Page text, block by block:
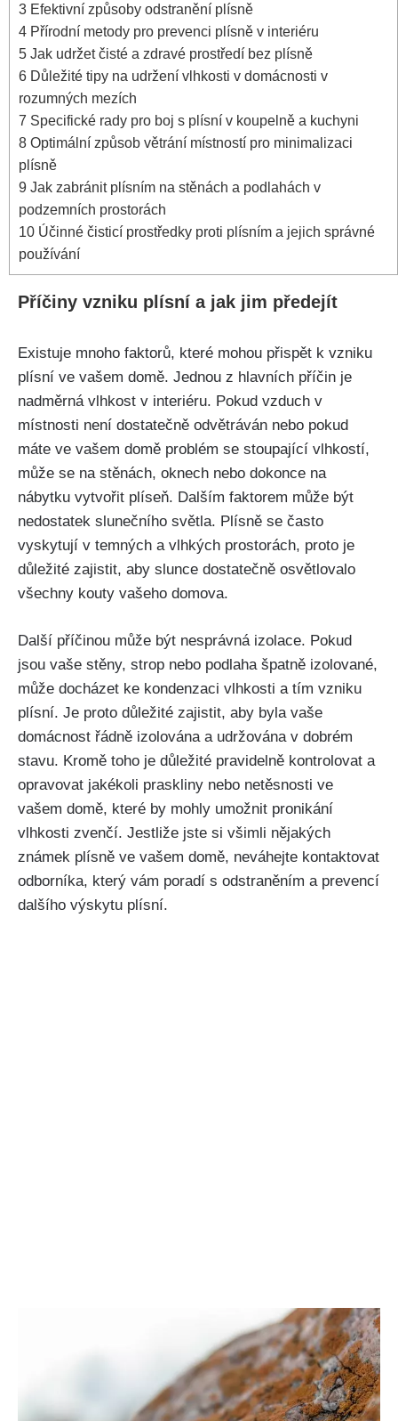
3 Efektivní ​způsoby odstranění plísně
4 Přírodní metody ​pro⁤ prevenci plísně v interiéru
5 Jak udržet čisté ⁣a zdravé prostředí bez plísně
6 Důležité tipy na udržení vlhkosti v domácnosti v
rozumných mezích
7 Specifické rady pro boj s plísní v⁤ koupelně a kuchyni
8 Optimální⁤ způsob větrání místností pro minimalizaci
plísně
9 Jak zabránit plísním na ‌stěnách ⁤a podlahách v
podzemních prostorách
10 Účinné​ čisticí prostředky proti plísním a jejich správné
používání
Příčiny vzniku plísní‌ a jak jim předejít
Existuje mnoho faktorů, které mohou přispět k vzniku
plísní ve vašem​ domě. Jednou z ‌hlavních příčin ⁣je
nadměrná vlhkost v interiéru. Pokud vzduch v
místnosti ⁤není dostatečně odvětráván nebo pokud
máte ve vašem domě problém se stoupající vlhkostí,
může se na⁣ stěnách, oknech nebo dokonce na
nábytku vytvořit plíseň. Dalším faktorem může být
nedostatek slunečního světla. Plísně se často
vyskytují v temných a vlhkých prostorách, proto je
důležité zajistit, aby slunce dostatečně osvětlovalo
všechny kouty vašeho domova.⁢
Další příčinou může být nesprávná izolace. Pokud
jsou vaše stěny, strop nebo podlaha špatně‍ izolované,
může docházet ke kondenzaci vlhkosti a ⁣tím vzniku
plísní. Je proto důležité zajistit, aby byla vaše⁣
domácnost řádně ‌izolována a udržována⁢ v dobrém
stavu. Kromě⁢ toho je důležité pravidelně kontrolovat a
opravovat jakékoli⁤ praskliny nebo netěsnosti​ ve
vašem domě, které by mohly umožnit‌ pronikání
‍vlhkosti zvenčí. Jestliže jste si​ všimli nějakých
známek plísně ve vašem domě, ⁣neváhejte kontaktovat
odborníka, který vám⁤ poradí s​ odstraněním a prevencí
dalšího výskytu plísní.